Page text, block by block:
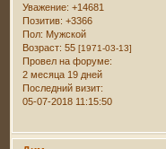
Уважение: +14681
Позитив: +3366
Пол: Мужской
Возраст: 55[1971-03-13]
Провел на форуме:
2 месяца 19 дней
Последний визит:
05-07-2018 11:15:50